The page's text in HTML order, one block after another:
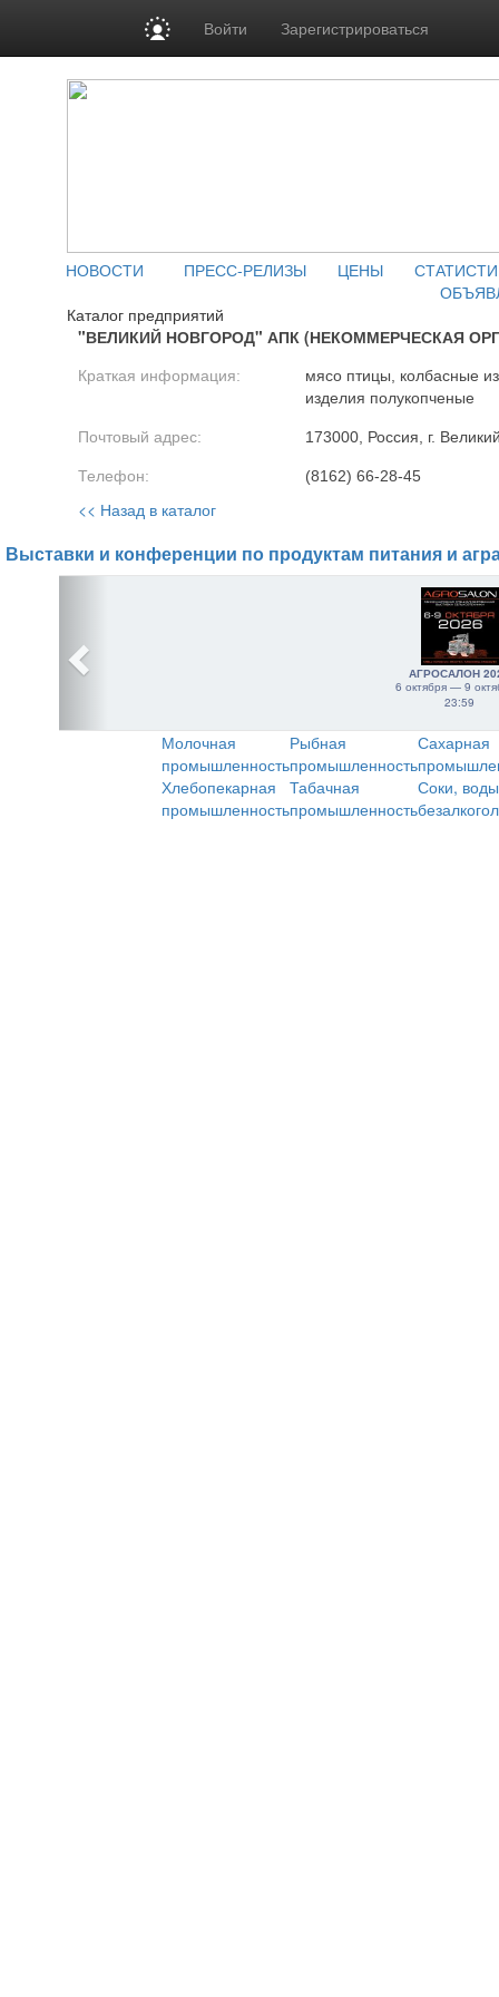
Войти Зарегистрироваться
НОВОСТИ ПРЕСС-РЕЛИЗЫ ЦЕНЫ
Каталог предприятий
"ВЕЛИКИЙ НОВГОРОД" АПК (НЕКОММЕРЧЕСКАЯ
Краткая информация:
мясо птицы, колбасные
изделия полукопченые
Почтовый адрес: 173000, Россия, г.
Телефон: (8162) 66-28-45
<< Назад в каталог
Выставки и конференции по продуктам питания и
АГРОСАЛОН
6 октября — 9
23:59
Молочная
промышленность
Рыбная
промышленность
Сахарная
Хлебопекарная
промышленность
Табачная
промышленность
Соки,